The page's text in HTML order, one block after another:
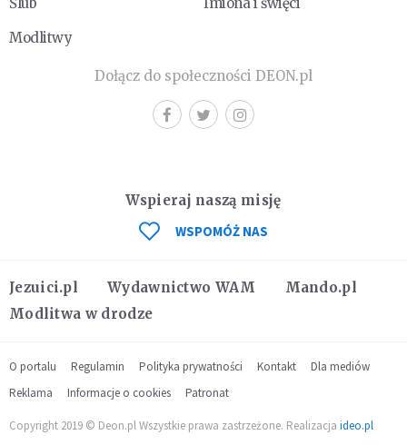
Modlitwy
Dołącz do społeczności DEON.pl
Jezuici.pl Wydawnictwo WAM
Mando.pl
Modlitwa w drodze
Wspieraj naszą misję
WSPOMÓŻ NAS
O portalu Regulamin Polityka prywatności Kontakt
Dla mediów
Reklama
Informacje o cookies Patronat
Copyright 2019 © Deon.pl Wszystkie prawa zastrzeżone. Realizacja ideo.pl